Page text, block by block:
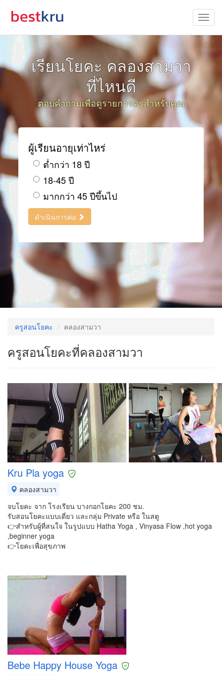
เรียนโยคะ คลองสามวา
ที่ไหนดี
ตอบคำถามเพื่อดูรายการครูสำหรับคุณ
ผู้เรียนอายุเท่าไหร่
ต่ำกว่า 18 ปี
18-45 ปี
มากกว่า 45 ปีขึ้นไป
ดำเนินการต่อ
ครูสอนโยคะ คลองสามวา
ครูสอนโยคะที่คลองสามวา
Kru Pla yoga
คลองสามวา
จบโยคะ จาก โรงเรียน บางกอกโยคะ 200 ชม.
รับสอนโยคะแบบเดี่ยว และกลุ่ม Private หรือ ในสตู
👉สำหรับผู้ที่สนใจ ในรูปแบบ Hatha Yoga , Vinyasa Flow ,hot yoga
,beginner yoga
👉โยคะเพื่อสุขภาพ
Bebe Happy House Yoga